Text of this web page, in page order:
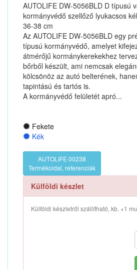
AUTOLIFE DW-5056BLD D típusú
kormányvédő szellőző lyukacsos
36-38 cm
Az AUTOLIFE DW-5056BLD egy
típusú kormányvédő, amelyet
átmérőjű kormánykerekekhez
bőrből készült, ami nemcsak
kölcsönöz az autó belterének,
tapintású és tartós is.
A kormányvédő felületét apró...
Fekete
Kék
AUTOLIFE 00238
Termékoldal, referenciák
Külföldi készlet
Külföldi készletről szállítható, kb. +1